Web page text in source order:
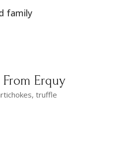
family
From Erquy
truffle